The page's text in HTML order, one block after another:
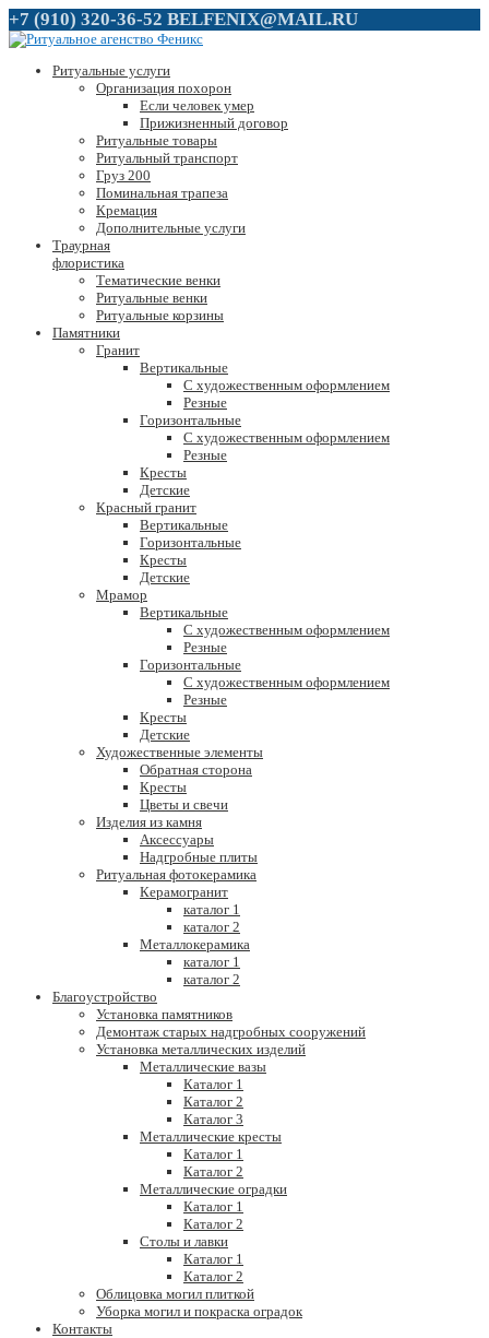
+7 (910) 320-36-52 BELFENIX@MAIL.RU
Ритуальные услуги
Организация похорон
Если человек умер
Прижизненный договор
Ритуальные товары
Ритуальный транспорт
Груз 200
Поминальная трапеза
Кремация
Дополнительные услуги
Траурная
флористика
Тематические венки
Ритуальные венки
Ритуальные корзины
Памятники
Гранит
Вертикальные
С художественным оформлением
Резные
Горизонтальные
С художественным оформлением
Резные
Кресты
Детские
Красный гранит
Вертикальные
Горизонтальные
Кресты
Детские
Мрамор
Вертикальные
С художественным оформлением
Резные
Горизонтальные
С художественным оформлением
Резные
Кресты
Детские
Художественные элементы
Обратная сторона
Кресты
Цветы и свечи
Изделия из камня
Аксессуары
Надгробные плиты
Ритуальная фотокерамика
Керамогранит
каталог 1
каталог 2
Металлокерамика
каталог 1
каталог 2
Благоустройство
Установка памятников
Демонтаж старых надгробных сооружений
Установка металлических изделий
Металлические вазы
Каталог 1
Каталог 2
Каталог 3
Металлические кресты
Каталог 1
Каталог 2
Металлические оградки
Каталог 1
Каталог 2
Столы и лавки
Каталог 1
Каталог 2
Облицовка могил плиткой
Уборка могил и покраска оградок
Контакты